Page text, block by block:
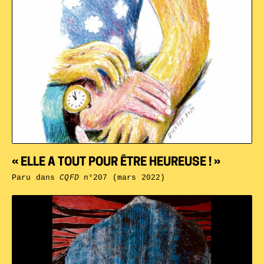
« ELLE A TOUT POUR ÊTRE HEUREUSE ! »
Paru dansCQFDn°207 (mars 2022)